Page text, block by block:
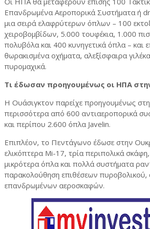
Επανδρωμένα Αεροπορικά Συστήματα ή
μια σειρά ελαφρύτερων όπλων – 100
χειροβομβίδων, 5.000 τουφέκια, 1.000
πολυβόλα και 400 κυνηγετικά όπλα – και
θωρακισμένα οχήματα, αλεξίσφαιρα
πυρομαχικά.
Τι έδωσαν προηγουμένως οι ΗΠΑ
Η Ουάσιγκτον παρείχε προηγουμένως
περισσότερα από 600 αντιαεροπορικά
και περίπου 2.600 όπλα Javelin.
Επιπλέον, το Πεντάγωνο έδωσε στην
ελικόπτερα Mi-17, τρία περιπολικά
μικρότερα όπλα και πολλά συστήματα
παρακολούθηση επιθέσεων πυροβολικού,
επανδρωμένων αεροσκαφών.